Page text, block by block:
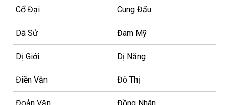
Cổ Đại Cung Đấu
Dã Sử Đam Mỹ
Dị Giới Dị Năng
Điền Văn Đô Thị
Đoản Văn Đồng Nhân